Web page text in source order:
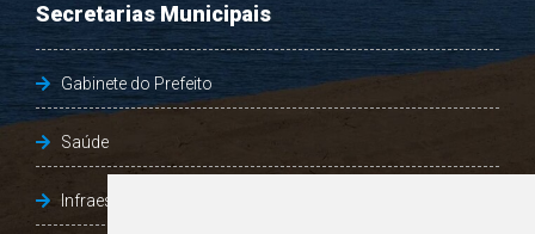
Secretarias Municipais
Gabinete do Prefeito
Saúde
Infraestrutura, Agricultura e Meio Ambiente